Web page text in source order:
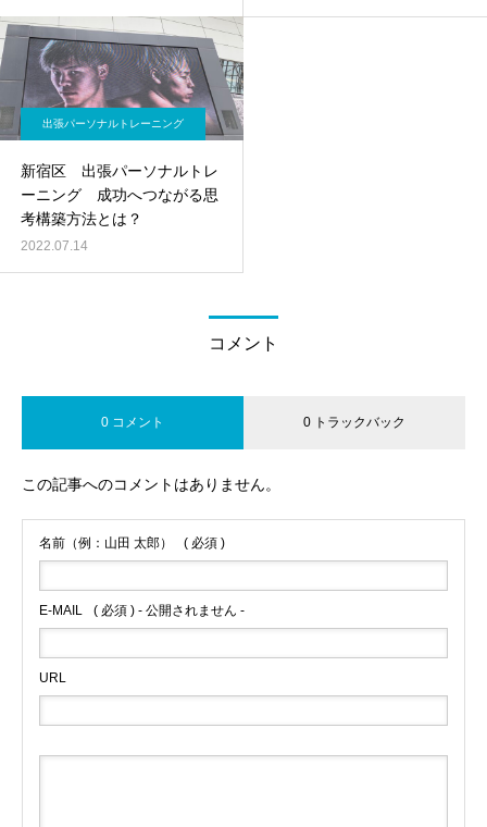
出張パーソナルトレーニング
新宿区 出張パーソナルトレ
ーニング 成功へつながる思
考構築方法とは？
2022.07.14
コメント
0 コメント 0 トラックバック
この記事へのコメントはありません。
名前（例：山田 太郎） ( 必須 )
E-MAIL ( 必須 ) - 公開されません -
URL